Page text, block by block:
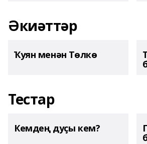
Әкиәттәр
Ҡуян менән Төлкө
Тестар
Кемдең дуҫы кем?